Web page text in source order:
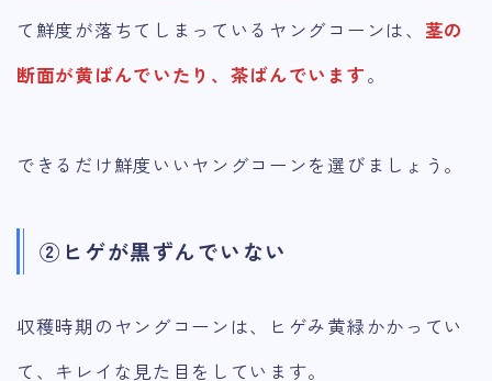
て鮮度が落ちてしまっているヤングコーンは、 茎の
断面が黄ばんでいたり、茶ばんでいます。
できるだけ鮮度いいヤングコーンを選びましょう。
②ヒゲが黒ずんでいない
収穫時期のヤングコーンは、ヒゲみ黄緑かかってい
て、キレイな見た目をしています。